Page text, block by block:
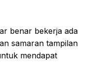
benar bekerja ada
samaran tampilan
mendapat